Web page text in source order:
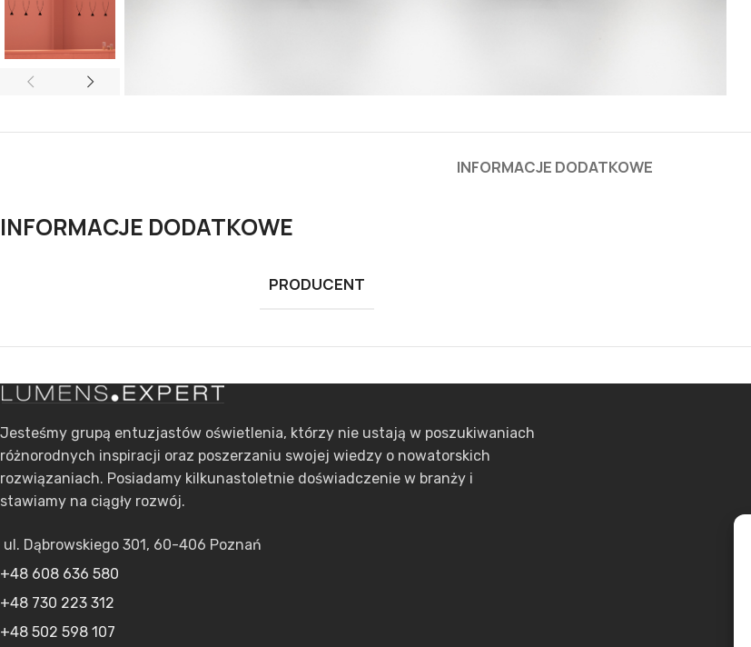
INFORMACJE DODATKOWE
INFORMACJE DODATKOWE
PRODUCENT
Jesteśmy grupą entuzjastów oświetlenia, którzy nie ustają w poszukiwaniach
różnorodnych inspiracji oraz poszerzaniu swojej wiedzy o nowatorskich
rozwiązaniach. Posiadamy kilkunastoletnie doświadczenie w branży i
stawiamy na ciągły rozwój.
ul. Dąbrowskiego 301, 60-406 Poznań
+48 608 636 580
+48 730 223 312
+48 502 598 107